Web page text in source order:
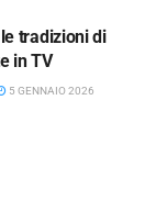
tradizioni di
in TV
5 GENNAIO 2026